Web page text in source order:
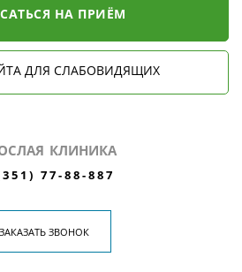
НА ПРИЁМ
ДЛЯ СЛАБОВИДЯЩИХ
КЛИНИКА
77-88-887
ЗАКАЗАТЬ ЗВОНОК